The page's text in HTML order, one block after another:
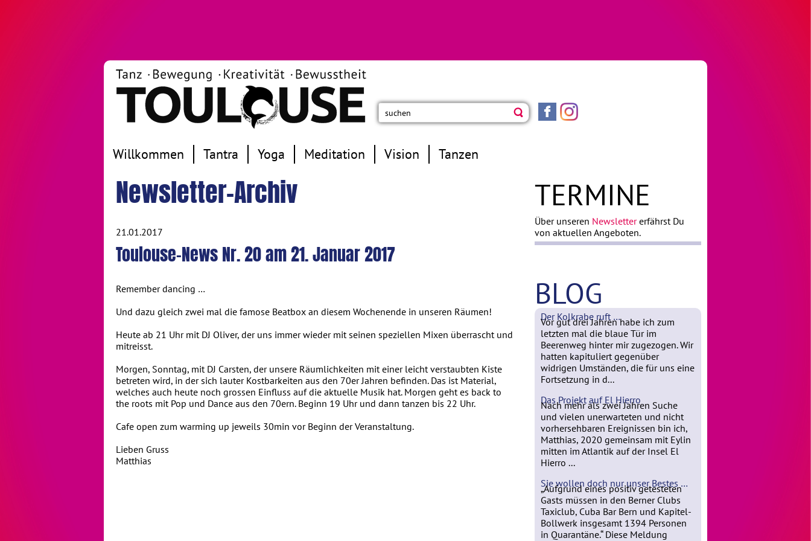
Willkommen Tantra Yoga Meditation Vision Tanzen
Newsletter-Archiv
21.01.2017
Toulouse-News Nr. 20 am 21. Januar 2017
Remember dancing …
Und dazu gleich zwei mal die famose Beatbox an diesem Wochenende in unseren Räumen!
Heute ab 21 Uhr mit DJ Oliver, der uns immer wieder mit seinen speziellen Mixen überrascht und
mitreisst.
Morgen, Sonntag, mit DJ Carsten, der unsere Räumlichkeiten mit einer leicht verstaubten Kiste
betreten wird, in der sich lauter Kostbarkeiten aus den 70er Jahren befinden. Das ist Material,
welches auch heute noch grossen Einfluss auf die aktuelle Musik hat. Morgen geht es back to
the roots mit Pop und Dance aus den 70ern. Beginn 19 Uhr und dann tanzen bis 22 Uhr.
Cafe open zum warming up jeweils 30min vor Beginn der Veranstaltung.
Lieben Gruss
Matthias
TERMINE
Über unseren Newslettererfährst Du
von aktuellen Angeboten.
BLOG
Der Kolkrabe ruft …
Vor gut drei Jahren habe ich zum
letzten mal die blaue Tür im
Beerenweg hinter mir zugezogen. Wir
hatten kapituliert gegenüber
widrigen Umständen, die für uns eine
Fortsetzung in d...
Das Projekt auf El Hierro
Nach mehr als zwei Jahren Suche
und vielen unerwarteten und nicht
vorhersehbaren Ereignissen bin ich,
Matthias, 2020 gemeinsam mit Eylin
mitten im Atlantik auf der Insel El
Hierro ...
Sie wollen doch nur unser Bestes …
„Aufgrund eines positiv getesteten
Gasts müssen in den Berner Clubs
Taxiclub, Cuba Bar Bern und Kapitel-
Bollwerk insgesamt 1394 Personen
in Quarantäne.“ Diese Meldung